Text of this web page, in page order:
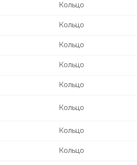
Кольцо
Кольцо
Кольцо
Кольцо
Кольцо
Кольцо
Кольцо
Кольцо